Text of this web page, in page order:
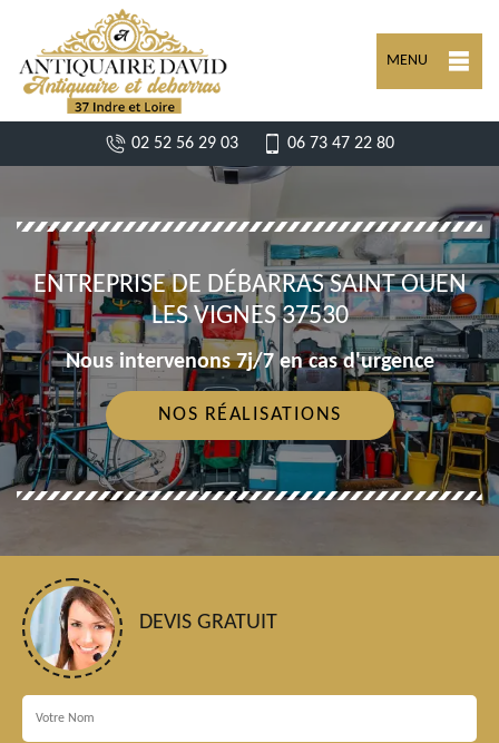
MENU
02 52 56 29 03 06 73 47 22 80
ENTREPRISE DE DÉBARRAS SAINT OUEN
LES VIGNES 37530
Nous intervenons 7j/7 en cas d'urgence
NOS RÉALISATIONS
DEVIS GRATUIT